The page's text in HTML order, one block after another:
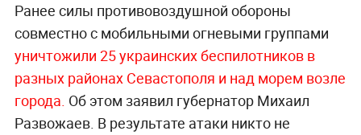
Ранее силы противовоздушной обороны
совместно с мобильными огневыми группами
уничтожили 25 украинских беспилотников в
разных районах Севастополя и над морем возле
города. Об этом заявил губернатор Михаил
Развожаев. В результате атаки никто не